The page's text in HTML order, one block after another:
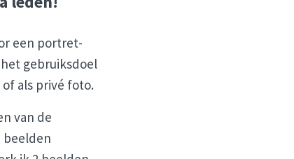
een portret-
gebruiksdoel
als privé foto.
van de
beelden